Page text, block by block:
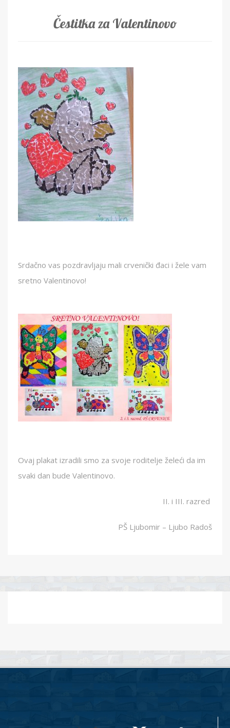
Čestitka za Valentinovo
Srdačno vas pozdravljaju mali crvenički đaci i žele vam
sretno Valentinovo!
Ovaj plakat izradili smo za svoje roditelje želeći da im
svaki dan bude Valentinovo.
II. i III. razred
PŠ Ljubomir – Ljubo Radoš